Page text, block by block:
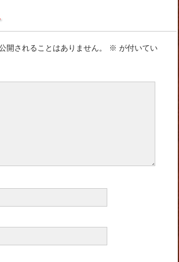
開されることはありません。 ※ が付いてい